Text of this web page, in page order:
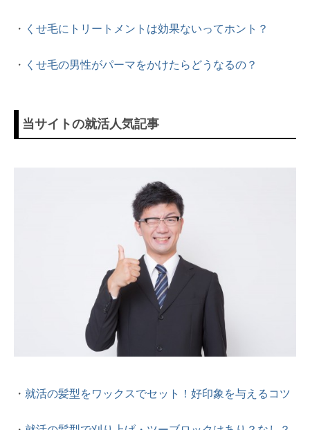
・ くせ毛にトリートメントは効果ないってホント？
・ くせ毛の男性がパーマをかけたらどうなるの？
当サイトの就活人気記事
・ 就活の髪型をワックスでセット！好印象を与えるコツ